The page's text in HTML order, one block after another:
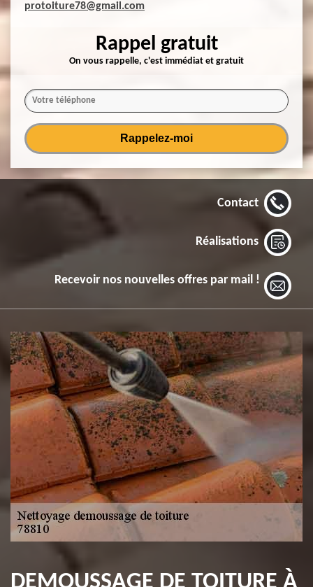
protoiture78@gmail.com
Rappel gratuit
On vous rappelle, c'est immédiat et gratuit
Contact
Réalisations
Recevoir nos nouvelles offres par mail !